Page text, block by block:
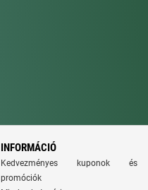
INFORMÁCIÓ
Kedvezményes kuponok és
promóciók